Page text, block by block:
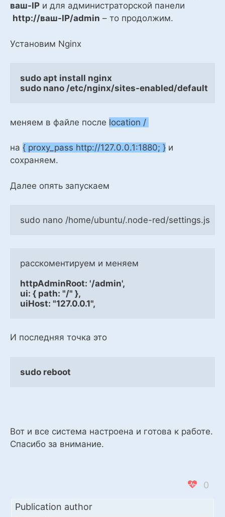
ваш-IP и для администраторской панели
http://ваш-IP/admin – то продолжим.
Установим Nginx
sudo apt install nginx
sudo nano /etc/nginx/sites-enabled/default
меняем в файле после location /
на { proxy_pass http://127.0.0.1:1880; } и
сохраняем.
Далее опять запускаем
sudo nano /home/ubuntu/.node-red/settings.js
расскоментируем и меняем
httpAdminRoot: '/admin',
ui: { path: "/" },
uiHost: "127.0.0.1",
И последняя точка это
sudo reboot
Вот и все система настроена и готова к работе.
Спасибо за внимание.
0
Publication author